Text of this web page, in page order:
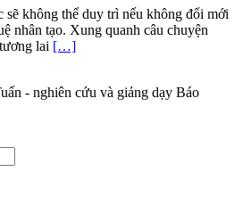
không thể duy trì nếu không đổi mới
nhân tạo. Xung quanh câu chuyện
lai […]
- nghiên cứu và giảng dạy Báo